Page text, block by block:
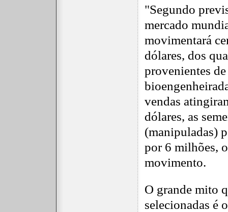
"Segundo
mercado
movimentará
dólares, dos
provenientes de
vendas
dólares, as
(manipuladas)
por 6 milhões,
movimento.
O grande mito
selecionadas é